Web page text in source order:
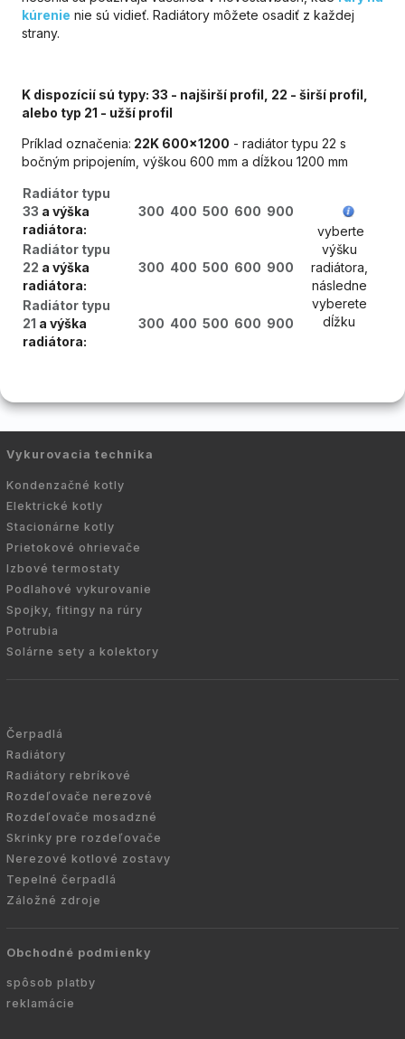
kúrenie nie sú vidieť. Radiátory môžete osadiť z každej
strany.
K dispozícií sú typy: 33 - najširší profil, 22 - širší profil,
alebo typ 21 - užší profil
Príklad označenia: 22K 600x1200 - radiátor typu 22 s
bočným pripojením, výškou 600 mm a dĺžkou 1200 mm
Radiátor typu
33 a výška
radiátora:
300 400 500 600 900
vyberte
výšku
radiátora,
následne
vyberete
dĺžku
Radiátor typu
22 a výška
radiátora:
300 400 500 600 900
Radiátor typu
21 a výška
radiátora:
300 400 500 600 900
Vykurovacia technika
Kondenzačné kotly
Elektrické kotly
Stacionárne kotly
Prietokové ohrievače
Izbové termostaty
Podlahové vykurovanie
Spojky, fitingy na rúry
Potrubia
Solárne sety a kolektory
Čerpadlá
Radiátory
Radiátory rebríkové
Rozdeľovače nerezové
Rozdeľovače mosadzné
Skrinky pre rozdeľovače
Nerezové kotlové zostavy
Tepelné čerpadlá
Záložné zdroje
Obchodné podmienky
spôsob platby
reklamácie